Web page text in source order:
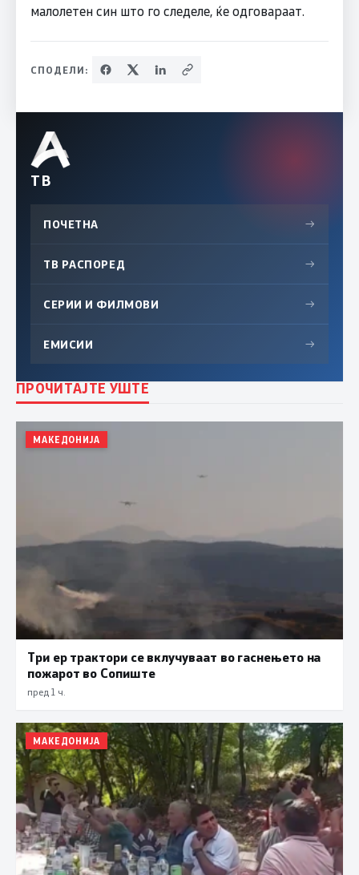
малолетен син што го следеле, ќе одговараат.
СПОДЕЛИ:
ТВ
ПОЧЕТНА →
ТВ РАСПОРЕД →
СЕРИИ И ФИЛМОВИ →
ЕМИСИИ →
ПРОЧИТАЈТЕ УШТЕ
МАКЕДОНИЈА
Три ер трактори се вклучуваат во гаснењето на
пожарот во Сопиште
пред 1 ч.
МАКЕДОНИЈА